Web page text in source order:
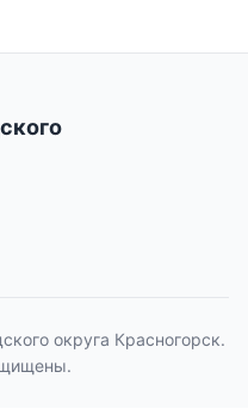
округа Красногорск.